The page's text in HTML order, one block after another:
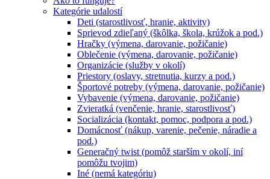
Kategórie udalostí
Deti (starostlivosť, hranie, aktivity)
Sprievod zdieľaný (škôlka, škola, krúžok a pod.)
Hračky (výmena, darovanie, požičanie)
Oblečenie (výmena, darovanie, požičanie)
Organizácie (služby v okolí)
Priestory (oslavy, stretnutia, kurzy a pod.)
Športové potreby (výmena, darovanie, požičanie)
Vybavenie (výmena, darovanie, požičanie)
Zvieratká (venčenie, hranie, starostlivosť)
Socializácia (kontakt, pomoc, podpora a pod.)
Domácnosť (nákup, varenie, pečenie, náradie a
pod.)
Generačný twist (pomôž starším v okolí, iní
pomôžu tvojim)
Iné (nemá kategóriu)